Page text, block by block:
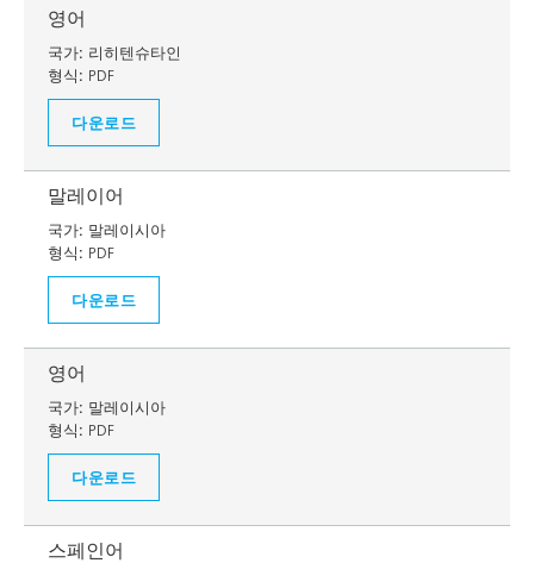
영어
국가: 리히텐슈타인
형식: PDF
다운로드
말레이어
국가: 말레이시아
형식: PDF
다운로드
영어
국가: 말레이시아
형식: PDF
다운로드
스페인어